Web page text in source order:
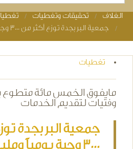
You are here
الغلاف تحقيقات وتغطيات
جمعية البر بجدة توزع أكثر من 3000 وجبة يومياً ومليون ريال قسائم شرائية
تغطيات
مايفوق الخمس مائة متطوع
وفتيات لتقديم الخدمات
جمعية البر بجدة
3000 وجبة يومياً